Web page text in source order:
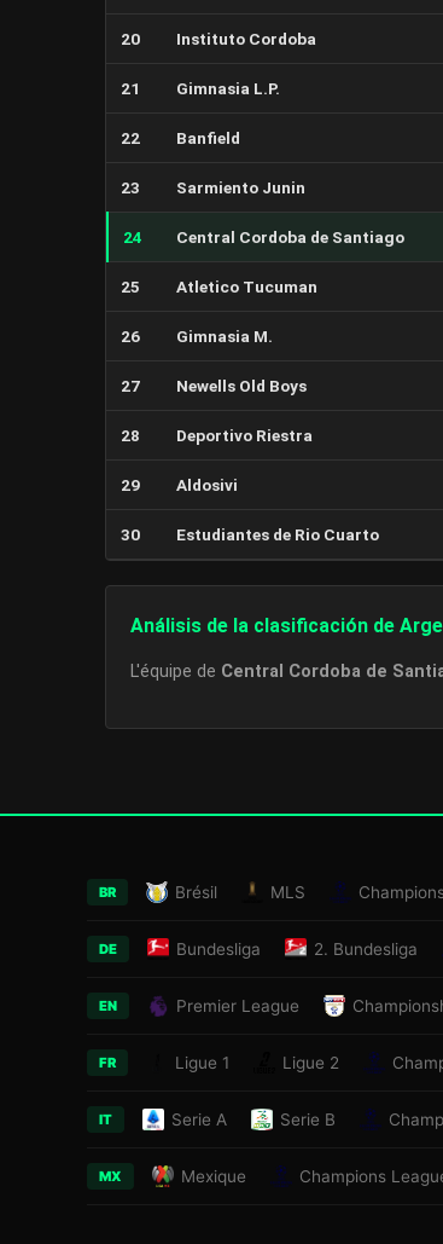
20 Instituto Cordoba
21 Gimnasia L.P.
22 Banfield
23 Sarmiento Junin
24 Central Cordoba de Santiago
25 Atletico Tucuman
26 Gimnasia M.
27 Newells Old Boys
28 Deportivo Riestra
29 Aldosivi
30 Estudiantes de Rio Cuarto
Análisis de la clasificación de
L'équipe de Central Cordoba de
BR Brésil MLS
DE Bundesliga 2. Bundesliga
EN Premier League
FR Ligue 1 Ligue 2
IT Serie A Serie B
MX Mexique Champions